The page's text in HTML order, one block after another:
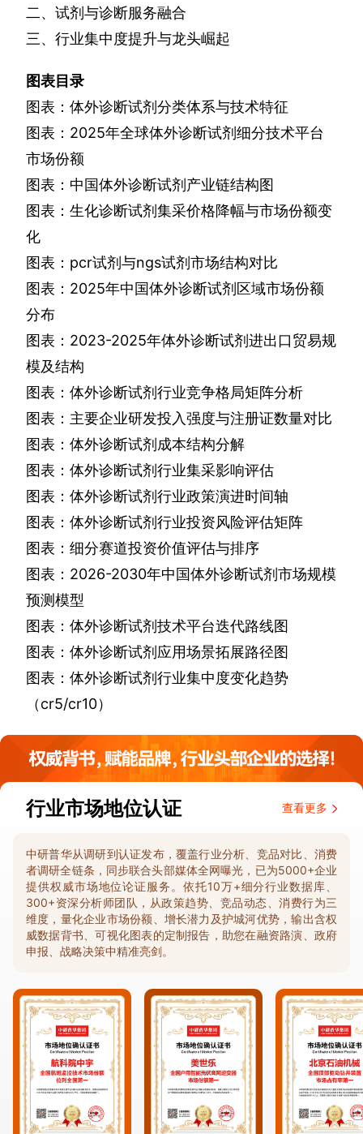
二、试剂与诊断服务融合
三、行业集中度提升与龙头崛起
图表目录
图表：体外诊断试剂分类体系与技术特征
图表： 2025年全球体外诊断试剂细分技术平台
市场份额
图表：中国体外诊断试剂产业链结构图
图表：生化诊断试剂集采价格降幅与市场份额变
化
图表： pcr试剂与ngs试剂市场结构对比
图表： 2025年中国体外诊断试剂区域市场份额
分布
图表： 2023-2025年体外诊断试剂进出口贸易规
模及结构
图表：体外诊断试剂行业竞争格局矩阵分析
图表：主要企业研发投入强度与注册证数量对比
图表：体外诊断试剂成本结构分解
图表：体外诊断试剂行业集采影响评估
图表：体外诊断试剂行业政策演进时间轴
图表：体外诊断试剂行业投资风险评估矩阵
图表：细分赛道投资价值评估与排序
图表： 2026-2030年中国体外诊断试剂市场规模
预测模型
图表：体外诊断试剂技术平台迭代路线图
图表：体外诊断试剂应用场景拓展路径图
图表：体外诊断试剂行业集中度变化趋势
（cr5/cr10）
行业市场地位认证 查看更多
中研普华从调研到认证发布，覆盖行业分析、竞品对比、消费
者调研全链条，同步联合头部媒体全网曝光，已为5000+企业
提供权威市场地位论证服务。依托10万+细分行业数据库、
300+资深分析师团队，从政策趋势、竞品动态、消费行为三
维度，量化企业市场份额、增长潜力及护城河优势，输出含权
威数据背书、可视化图表的定制报告，助您在融资路演、政府
申报、战略决策中精准亮剑。